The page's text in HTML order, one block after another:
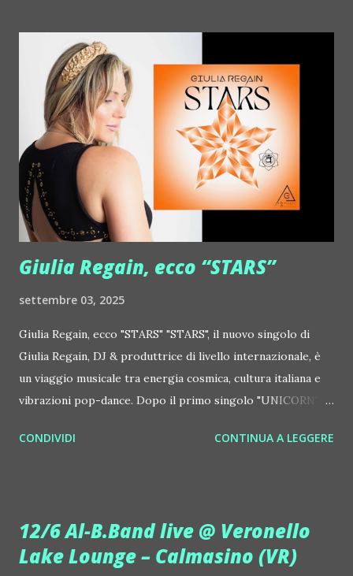
Deian :: http://www.myspace.com/deiansong Dixon ::
http://www.myspace.com/justdixon Frivolous ::
http://www.myspace.com/frivolouslive Frost ::
http://www.myspace.com/frostnorway Gonzales ::
http://www.myspace.com/gonzpiration Italian Laptop
Orchestra feat. Alessio Bertallot Jimmy Edgar ::
http://www.myspace.com/colorstrip Jon Hopkins ::
http://www.myspace.com/jonhopkins Le Luci della
Centrale Elettrica Loco Dice ::
http://www.myspace.com/locod...
Giulia Regain, ecco “STARS”
settembre 03, 2025
Giulia Regain, ecco "STARS" "STARS", il nuovo singolo di
Giulia Regain, DJ & produttrice di livello internazionale, è
un viaggio musicale tra energia cosmica, cultura italiana e
vibrazioni pop-dance. Dopo il primo singolo "UNICORN",
seconda release intitolata "STARS", interpretata dalla voce
tra Giulia Regain e Dhany, già insieme in precedenti
produzioni come "My Memories" (Universal) e "We Are
CONDIVIDI CONTINUA A LEGGERE
12/6 Al-B.Band live @ Veronello
Lake Lounge – Calmasino (VR)